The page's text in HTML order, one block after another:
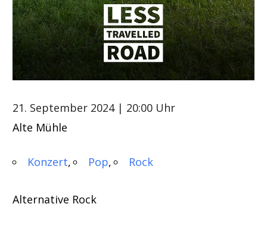
21. September 2024 | 20:00 Uhr
Alte Mühle
Konzert Pop Rock
Alternative Rock